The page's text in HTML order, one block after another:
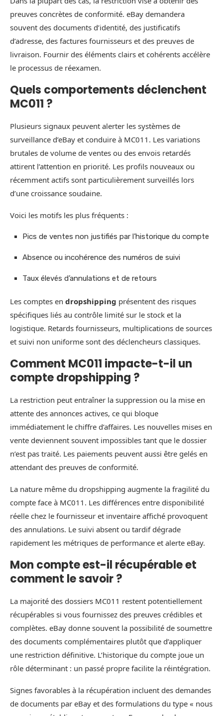
preuves concrètes de conformité. eBay demandera
souvent des documents d’identité, des justificatifs
d’adresse, des factures fournisseurs et des preuves de
livraison. Fournir des éléments clairs et cohérents accélère
le processus de réexamen.
Quels comportements déclenchent
MC011 ?
Plusieurs signaux peuvent alerter les systèmes de
surveillance d’eBay et conduire à MC011. Les variations
brutales de volume de ventes ou des envois retardés
attirent l’attention en priorité. Les profils nouveaux ou
récemment actifs sont particulièrement surveillés lors
d’une croissance soudaine.
Voici les motifs les plus fréquents :
Pics de ventes non justifiés par l’historique du compte
Absence ou incohérence des numéros de suivi
Taux élevés d’annulations et de retours
Les comptes en dropshipping présentent des risques
spécifiques liés au contrôle limité sur le stock et la
logistique. Retards fournisseurs, multiplications de sources
et suivi non uniforme sont des déclencheurs classiques.
Comment MC011 impacte-t-il un
compte dropshipping ?
La restriction peut entraîner la suppression ou la mise en
attente des annonces actives, ce qui bloque
immédiatement le chiffre d’affaires. Les nouvelles mises en
vente deviennent souvent impossibles tant que le dossier
n’est pas traité. Les paiements peuvent aussi être gelés en
attendant des preuves de conformité.
La nature même du dropshipping augmente la fragilité du
compte face à MC011. Les différences entre disponibilité
réelle chez le fournisseur et inventaire affiché provoquent
des annulations. Le suivi absent ou tardif dégrade
rapidement les métriques de performance et alerte eBay.
Mon compte est-il récupérable et
comment le savoir ?
La majorité des dossiers MC011 restent potentiellement
récupérables si vous fournissez des preuves crédibles et
complètes. eBay donne souvent la possibilité de soumettre
des documents complémentaires plutôt que d’appliquer
une restriction définitive. L’historique du compte joue un
rôle déterminant : un passé propre facilite la réintégration.
Signes favorables à la récupération incluent des demandes
de documents par eBay et des formulations du type « nous